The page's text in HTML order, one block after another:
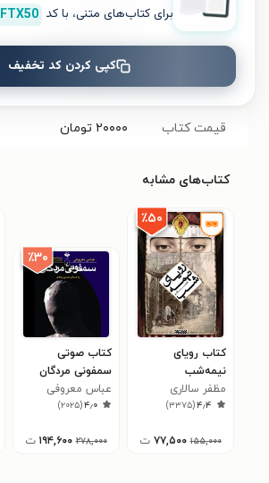
شابک
قیمت کتاب ۲۰۰۰۰ تومان
کتاب‌های مشابه
٪۵۰
کتاب رویای
نیمه‌شب
مظفر سالاری
۴٫۴(۳۳۷۵)
۱۵۵,۰۰۰ ۷۷,۵۰۰ ت
٪۳۰
کتاب صوتی
سمفونی مردگان
عباس معروفی
۴٫۰(۲۰۲۵)
۲۷۸,۰۰۰ ۱۹۴,۶۰۰ ت
برای کتاب‌های متنی، با کد FTX50
کپی کردن کد تخفیف